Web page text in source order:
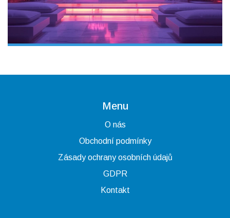
Menu
O nás
Obchodní podmínky
Zásady ochrany osobních údajů
GDPR
Kontakt